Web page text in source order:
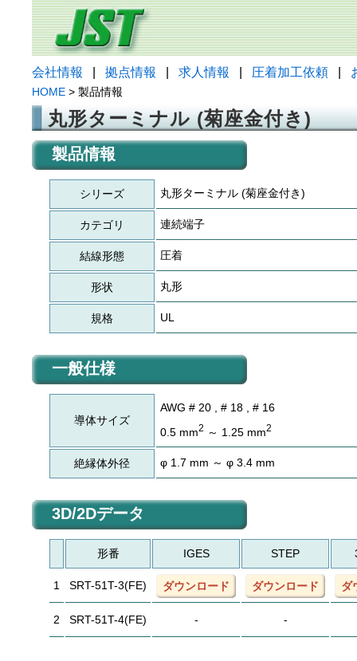
会社情報 拠点情報 求人情報 圧着加工依頼
HOME > 製品情報
丸形ターミナル (菊座金付き)
製品情報
シリーズ 丸形ターミナル (菊座金付き)
カテゴリ 連続端子
結線形態 圧着
形状 丸形
規格 UL
一般仕様
導体サイズ
AWG # 20 , # 18 , # 16
0.5 mm2 ～ 1.25 mm2
絶縁体外径 φ 1.7 mm ～ φ 3.4 mm
3D/2Dデータ
形番 IGES STEP
1 SRT-51T-3(FE) ダウンロード ダウンロード ダ
2 SRT-51T-4(FE) - -